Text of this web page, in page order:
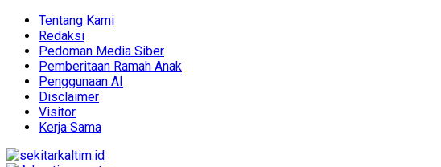
Tentang Kami
Redaksi
Pedoman Media Siber
Pemberitaan Ramah Anak
Penggunaan AI
Disclaimer
Visitor
Kerja Sama